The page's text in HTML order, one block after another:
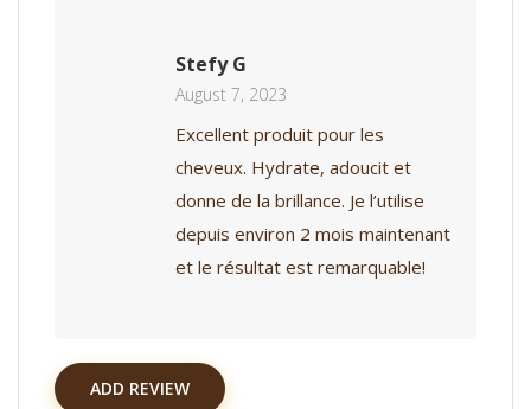
Stefy G
August 7, 2023
Excellent produit pour les
cheveux. Hydrate, adoucit et
donne de la brillance. Je l’utilise
depuis environ 2 mois maintenant
et le résultat est remarquable!
ADD REVIEW